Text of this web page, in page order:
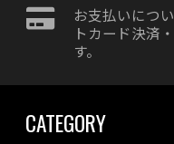
お支払いにつ
トカード決済
す。
CATEGORY